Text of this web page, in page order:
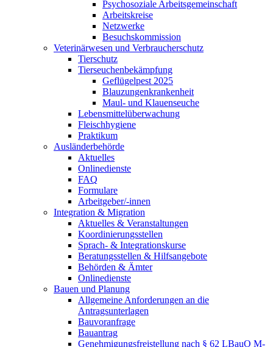
Psychosoziale Arbeits­gemeinschaft
Arbeitskreise
Netzwerke
Besuchskommission
Veterinärwesen und Verbraucherschutz
Tierschutz
Tierseuchenbekämpfung
Geflügelpest 2025
Blauzungenkrankenheit
Maul- und Klauenseuche
Lebensmittelüberwachung
Fleischhygiene
Praktikum
Ausländerbehörde
Aktuelles
Onlinedienste
FAQ
Formulare
Arbeitgeber/-innen
Integration & Migration
Aktuelles & Veranstaltungen
Koordinierungsstellen
Sprach- & Integrationskurse
Beratungsstellen & Hilfsangebote
Behörden & Ämter
Onlinedienste
Bauen und Planung
Allgemeine Anforderungen an die
Antragsunterlagen
Bauvoranfrage
Bauantrag
Genehmigungsfreistellung nach § 62 LBauO M-